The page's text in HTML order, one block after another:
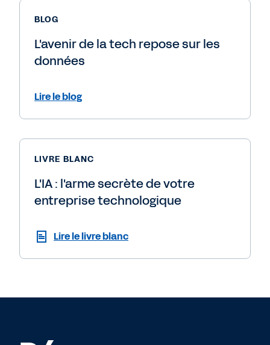
BLOG
L'avenir de la tech repose sur les
données
Lire le blog
LIVRE BLANC
L'IA : l'arme secrète de votre
entreprise technologique
Lire le livre blanc